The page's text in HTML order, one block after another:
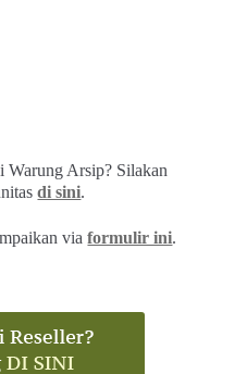
Warung Arsip? Silakan
di sini.
viaformulir ini.